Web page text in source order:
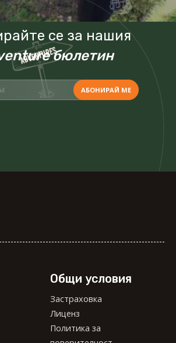
се за нашия
бюлетин
Общи условия
Застраховка
Застраховка
Лиценз
Лиценз
Политика за